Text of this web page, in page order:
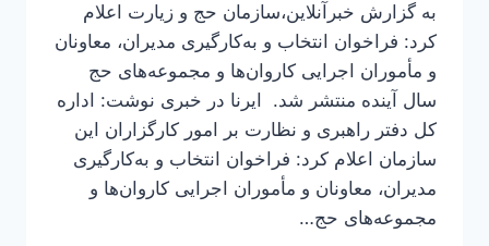
به گزارش خبرآنلاین،سازمان حج و زیارت اعلام
کرد: فراخوان انتخاب و به‌کارگیری مدیران، معاونان
و مأموران اجرایی کاروان‌ها و مجموعه‌های حج
سال آینده منتشر شد. ایرنا در خبری نوشت: اداره
کل دفتر راهبری و نظارت بر امور کارگزاران این
سازمان اعلام کرد: فراخوان انتخاب و به‌کارگیری
مدیران، معاونان و مأموران اجرایی کاروان‌ها و
مجموعه‌های حج…